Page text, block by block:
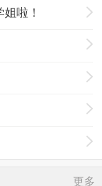
啦！
更多